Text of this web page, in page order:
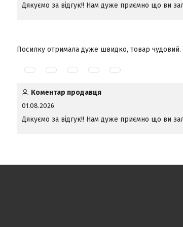
Дякуємо за відгук!! Нам дуже приємно що ви
Посилку отримала дуже швидко, товар
Коментар продавця
01.08.2026
Дякуємо за відгук!! Нам дуже приємно що ви